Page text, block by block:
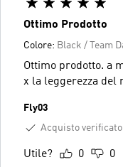
Ottimo Prodotto
Colore: Black / Team
Ottimo prodotto. a
x la leggerezza del
Fly03
Acquisto verificato
Utile? 0 0